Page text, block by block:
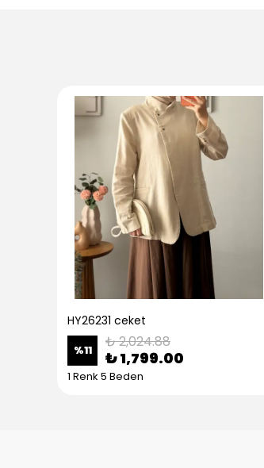
HY26231 ceket
%11 ₺ 2,024.88
₺ 1,799.00
1 Renk 5 Beden